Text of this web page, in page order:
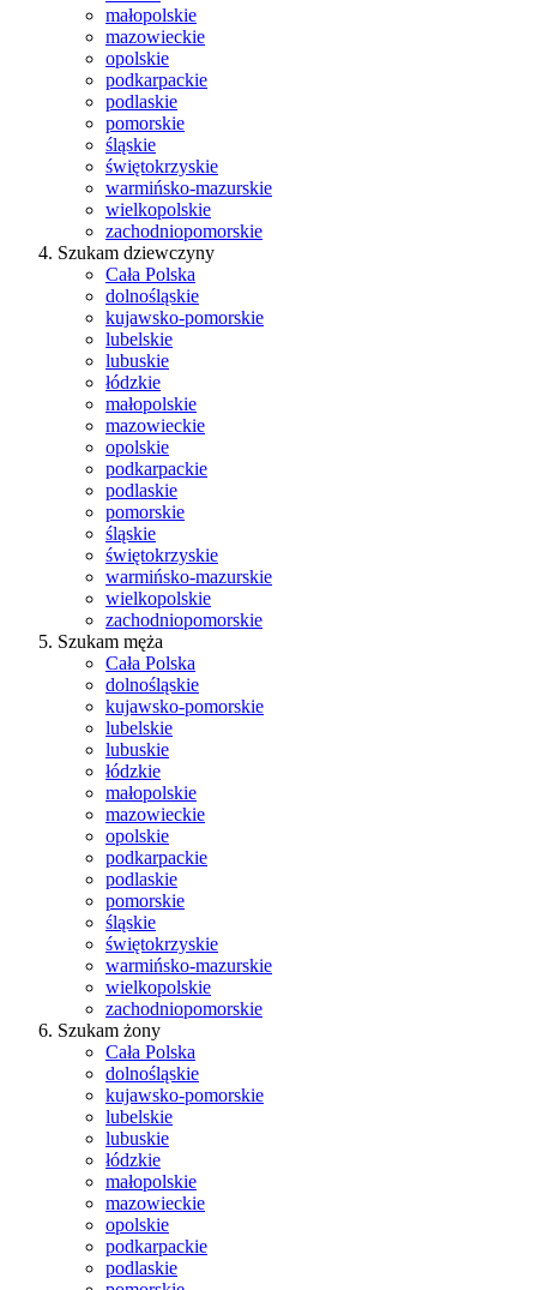
małopolskie
mazowieckie
opolskie
podkarpackie
podlaskie
pomorskie
śląskie
świętokrzyskie
warmińsko-mazurskie
wielkopolskie
zachodniopomorskie
Szukam dziewczyny
Cała Polska
dolnośląskie
kujawsko-pomorskie
lubelskie
lubuskie
łódzkie
małopolskie
mazowieckie
opolskie
podkarpackie
podlaskie
pomorskie
śląskie
świętokrzyskie
warmińsko-mazurskie
wielkopolskie
zachodniopomorskie
Szukam męża
Cała Polska
dolnośląskie
kujawsko-pomorskie
lubelskie
lubuskie
łódzkie
małopolskie
mazowieckie
opolskie
podkarpackie
podlaskie
pomorskie
śląskie
świętokrzyskie
warmińsko-mazurskie
wielkopolskie
zachodniopomorskie
Szukam żony
Cała Polska
dolnośląskie
kujawsko-pomorskie
lubelskie
lubuskie
łódzkie
małopolskie
mazowieckie
opolskie
podkarpackie
podlaskie